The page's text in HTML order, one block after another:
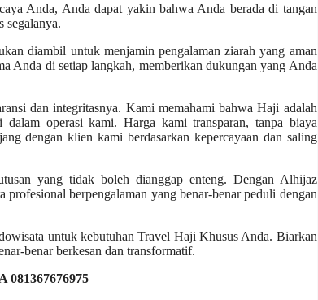
Anda, Anda dapat yakin bahwa Anda berada di tangan
segalanya.
diambil untuk menjamin pengalaman ziarah yang aman
Anda di setiap langkah, memberikan dukungan yang Anda
dan integritasnya. Kami memahami bahwa Haji adalah
operasi kami. Harga kami transparan, tanpa biaya
dengan klien kami berdasarkan kepercayaan dan saling
yang tidak boleh dianggap enteng. Dengan Alhijaz
berpengalaman yang benar-benar peduli dengan
untuk kebutuhan Travel Haji Khusus Anda. Biarkan
benar berkesan dan transformatif.
081367676975